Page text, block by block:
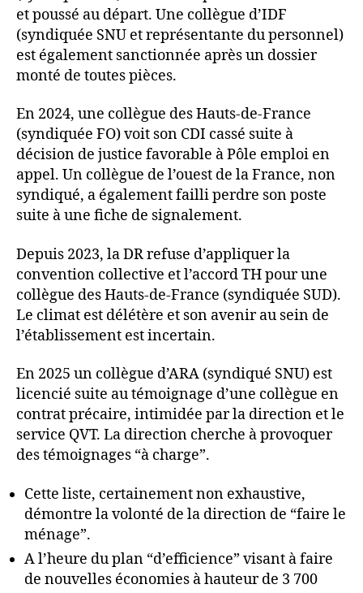
et poussé au départ. Une collègue d’IDF
(syndiquée SNU et représentante du personnel)
est également sanctionnée après un dossier
monté de toutes pièces.
En 2024, une collègue des Hauts-de-France
(syndiquée FO) voit son CDI cassé suite à
décision de justice favorable à Pôle emploi en
appel. Un collègue de l’ouest de la France, non
syndiqué, a également failli perdre son poste
suite à une fiche de signalement.
Depuis 2023, la DR refuse d’appliquer la
convention collective et l’accord TH pour une
collègue des Hauts-de-France (syndiquée SUD).
Le climat est délétère et son avenir au sein de
l’établissement est incertain.
En 2025 un collègue d’ARA (syndiqué SNU) est
licencié suite au témoignage d’une collègue en
contrat précaire, intimidée par la direction et le
service QVT. La direction cherche à provoquer
des témoignages “à charge”.
Cette liste, certainement non exhaustive,
démontre la volonté de la direction de “faire le
ménage”.
A l’heure du plan “d’efficience” visant à faire
de nouvelles économies à hauteur de 3 700